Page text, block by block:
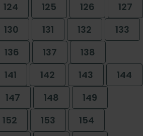
124 125 126
127
130 131 132
133
136 137
138
141 142 143
144
147 148
149
152 153
154